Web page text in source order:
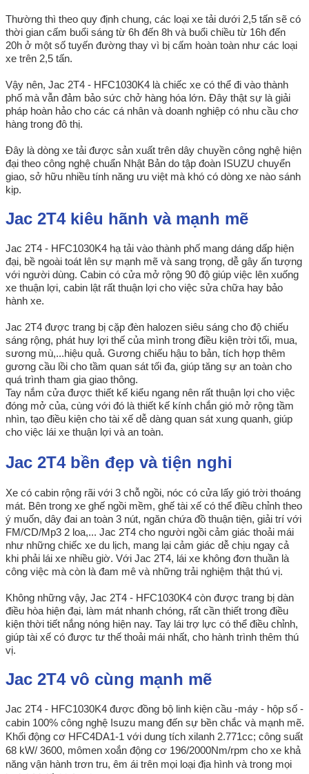
Thường thì theo quy định chung, các loại xe tải dưới 2,5 tấn sẽ có
thời gian cấm buổi sáng từ 6h đến 8h và buổi chiều từ 16h đến
20h ở một số tuyến đường thay vì bị cấm hoàn toàn như các loại
xe trên 2,5 tấn.
Vậy nên, Jac 2T4 - HFC1030K4 là chiếc xe có thể đi vào thành
phố mà vẫn đảm bảo sức chở hàng hóa lớn. Đây thật sự là giải
pháp hoàn hảo cho các cá nhân và doanh nghiệp có nhu cầu chơ
hàng trong đô thị.
Đây là dòng xe tải được sản xuất trên dây chuyền công nghệ hiện
đại theo công nghệ chuẩn Nhật Bản do tập đoàn ISUZU chuyển
giao, sở hữu nhiều tính năng ưu việt mà khó có dòng xe nào sánh
kịp.
Jac 2T4 kiêu hãnh và mạnh mẽ
Jac 2T4 - HFC1030K4 hạ tải vào thành phố mang dáng dấp hiện
đại, bề ngoài toát lên sự mạnh mẽ và sang trọng, dễ gây ấn tượng
với người dùng. Cabin có cửa mở rộng 90 độ giúp việc lên xuống
xe thuận lợi, cabin lật rất thuận lợi cho việc sửa chữa hay bảo
hành xe.
Jac 2T4 được trang bị cặp đèn halozen siêu sáng cho độ chiếu
sáng rộng, phát huy lợi thế của mình trong điều kiện trời tối, mua,
sương mù,...hiệu quả. Gương chiếu hậu to bản, tích hợp thêm
gương cầu lồi cho tầm quan sát tối đa, giúp tăng sự an toàn cho
quá trình tham gia giao thông.
Tay nắm cửa được thiết kế kiểu ngang nên rất thuận lợi cho việc
đóng mở của, cùng với đó là thiết kế kính chắn gió mở rộng tầm
nhìn, tạo điều kiện cho tài xế dễ dàng quan sát xung quanh, giúp
cho việc lái xe thuận lợi và an toàn.
Jac 2T4 bền đẹp và tiện nghi
Xe có cabin rộng rãi với 3 chỗ ngồi, nóc có cửa lấy gió trời thoáng
mát. Bên trong xe ghế ngồi mềm, ghế tài xế có thể điều chỉnh theo
ý muốn, dây đai an toàn 3 nút, ngăn chứa đồ thuận tiện, giải trí với
FM/CD/Mp3 2 loa,... Jac 2T4 cho người ngồi cảm giác thoải mái
như những chiếc xe du lịch, mang lại cảm giác dễ chịu ngay cả
khi phải lái xe nhiều giờ. Với Jac 2T4, lái xe không đơn thuần là
công việc mà còn là đam mê và những trải nghiệm thật thú vị.
Không những vậy, Jac 2T4 - HFC1030K4 còn được trang bị dàn
điều hòa hiện đại, làm mát nhanh chóng, rất cần thiết trong điều
kiện thời tiết nắng nóng hiện nay. Tay lái trợ lực có thể điều chỉnh,
giúp tài xế có được tư thế thoải mái nhất, cho hành trình thêm thú
vị.
Jac 2T4 vô cùng mạnh mẽ
Jac 2T4 - HFC1030K4 được đồng bộ linh kiện cầu -máy - hộp số -
cabin 100% công nghệ Isuzu mang đến sự bền chắc và mạnh mẽ.
Khối động cơ HFC4DA1-1 với dung tích xilanh 2.771cc; công suất
68 kW/ 3600, mômen xoắn động cơ 196/2000Nm/rpm cho xe khả
năng vận hành trơn tru, êm ái trên mọi loại địa hình và trong mọi